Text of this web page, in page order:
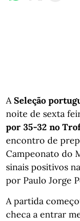
A Seleção
noite de sexta
por 35-32 no
encontro de
Campeonato do
sinais positivos
por Paulo Jorge
A partida
checa a entrar